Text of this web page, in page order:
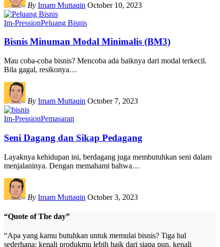
By Imam Muttaqin October 10, 2023
Im-PressionPeluang Bisnis
Bisnis Minuman Modal Minimalis (BM3)
Mau coba-coba bisnis? Mencoba ada baiknya dari modal terkecil.
Bila gagal, resikonya…
By Imam Muttaqin October 7, 2023
Im-PressionPemasaran
Seni Dagang dan Sikap Pedagang
Layaknya kehidupan ini, berdagang juga membutuhkan seni dalam
menjalaninya. Dengan memahami bahwa…
By Imam Muttaqin October 3, 2023
“Quote of The day”
“Apa yang kamu butuhkan untuk memulai bisnis? Tiga hal
sederhana: kenali produkmu lebih baik dari siapa pun, kenali